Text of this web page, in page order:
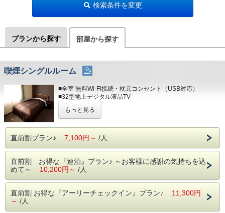
検索条件を変更
プランから探す 部屋から探す
喫煙シングルルーム
■全室 無料Wi-Fi接続・枕元コンセント（USB対応）
■32型地上デジタル液晶TV
■人感センサー付きウォシュレット
平均16㎡ / 幅127cmのセミダブルベッドを採用。
ゆったりとお過ごし頂けますので、ビジネス・ショッピン
◎フロント貸出し◎
ご希望により、ヘアアイロン・マッサージクッション・リセ
鏡・アイロン・アイスノン等、数に限りがございますが取り
揃えております。
もっと見る
直前割プラン♪ 7,100円～ /人
直前割 お得な『連泊』プラン♪ ～お客様に感謝の気持ちを込
めて～ 10,200円～ /人
直前割 お得な『アーリーチェックイン』プラン♪ 11,300円
～ /人